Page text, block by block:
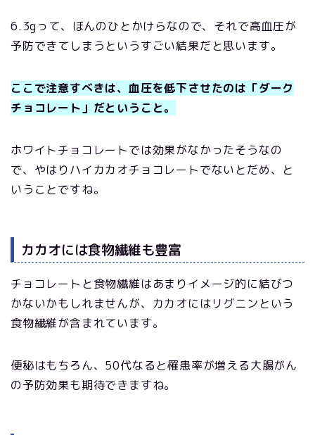
6.3gって、ほんのひとかけらなので、それで高血圧が
予防できてしまうというすごい結果だと思います。
ここで注意すべきは、血圧を低下させたのは「ダーク
チョコレート」だということ。
ホワイトチョコレートでは効果がなかったそうなの
で、やはりハイカカオチョコレートでないとだめ、と
いうことですね。
カカオには食物繊維も豊富
チョコレートと食物繊維はあまりイメージ的に結びつ
かないかもしれませんが、カカオにはリグニンという
食物繊維が含まれています。
便秘はもちろん、50代なると罹患率が増える大腸がん
の予防効果も期待できますね。